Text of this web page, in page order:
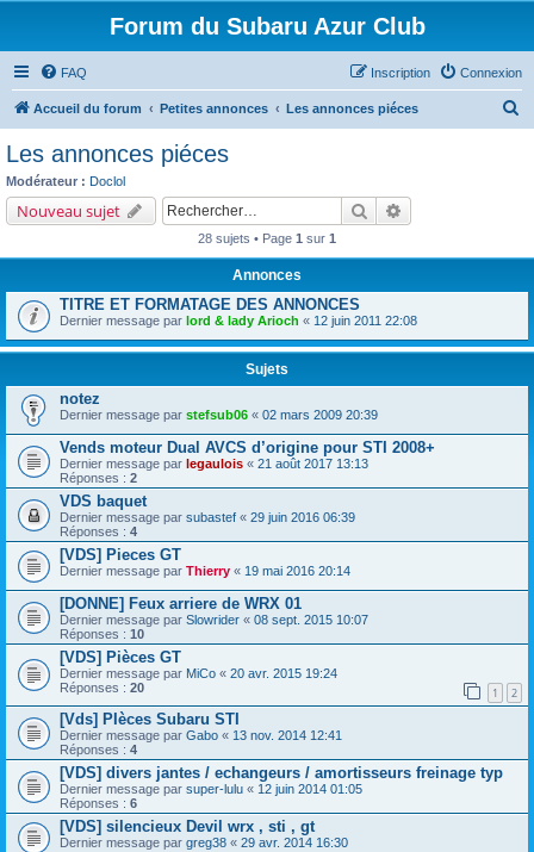
Forum du Subaru Azur Club
FAQ Connexion
Inscription
Accueil du forum Petites annonces Les annonces piéces
Les annonces piéces
Modérateur : Doclol
Nouveau sujet Rechercher
28 sujets • Page 1 sur 1
Annonces
TITRE ET FORMATAGE DES ANNONCES
Dernier message par lord & lady Arioch « 12 juin 2011 22:08
Sujets
notez
Dernier message par stefsub06 « 02 mars 2009 20:39
Vends moteur Dual AVCS d’origine pour STI 2008+
Dernier message par legaulois « 21 août 2017 13:13
Réponses : 2
VDS baquet
Dernier message par subastef « 29 juin 2016 06:39
Réponses : 4
[VDS] Pieces GT
Dernier message par Thierry « 19 mai 2016 20:14
[DONNE] Feux arriere de WRX 01
Dernier message par Slowrider « 08 sept. 2015 10:07
Réponses : 10
[VDS] Pièces GT
Dernier message par MiCo « 20 avr. 2015 19:24
Réponses : 20 1 2
[Vds] PIèces Subaru STI
Dernier message par Gabo « 13 nov. 2014 12:41
Réponses : 4
[VDS] divers jantes / echangeurs / amortisseurs freinage typ
Dernier message par super-lulu « 12 juin 2014 01:05
Réponses : 6
[VDS] silencieux Devil wrx , sti , gt
Dernier message par greg38 « 29 avr. 2014 16:30